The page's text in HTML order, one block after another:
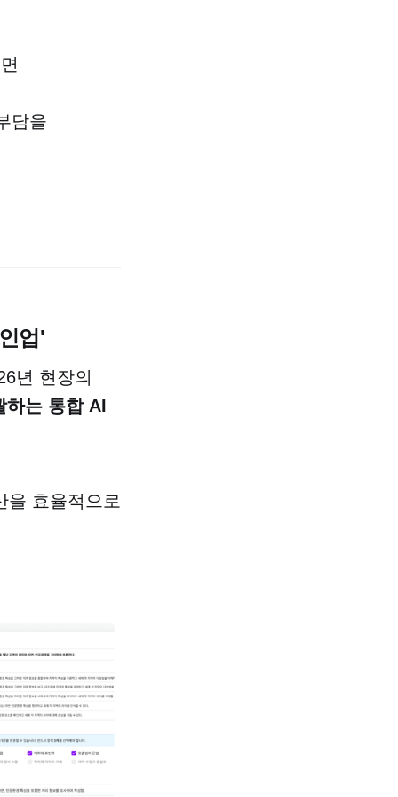
담을
업'
년 현장의
하는 통합 AI
을 효율적으로